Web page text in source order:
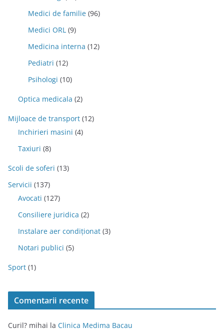
Medici de familie (96)
Medici ORL (9)
Medicina interna (12)
Pediatri (12)
Psihologi (10)
Optica medicala (2)
Mijloace de transport (12)
Inchirieri masini (4)
Taxiuri (8)
Scoli de soferi (13)
Servicii (137)
Avocati (127)
Consiliere juridica (2)
Instalare aer condiționat (3)
Notari publici (5)
Sport (1)
Comentarii recente
Curil? mihai la Clinica Medima Bacau